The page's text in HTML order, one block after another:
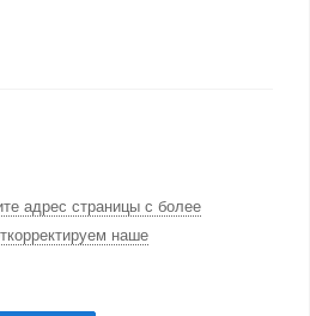
адрес страницы с более
наше